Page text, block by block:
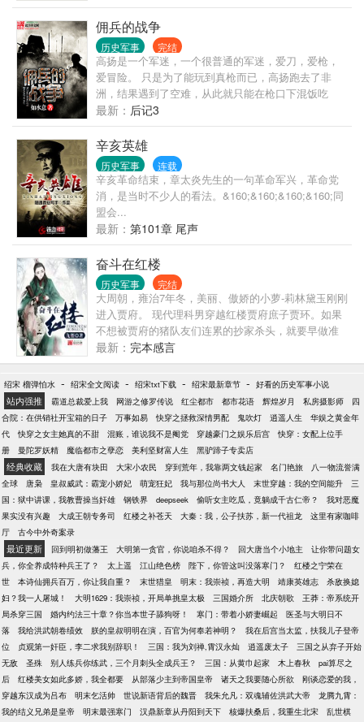
佣兵的战争
历史军事 完结
高扬是一个军迷，一个很普通的军迷，爱刀，爱枪，
爱冒险。 只是为了能玩到真枪而已，高扬跑去了非
洲，结果遇到了空难，从此就只能在枪口下混饭吃
了，因为他成了一个雇佣兵。 一个军迷，能在国际佣
兵界达到什么样的高度？ 请拭目以待吧。 ...
最新： 后记3
辛亥英雄
历史军事 连载
辛亥革命结束，章太炎先生的一句革命军兴，革命党
消，是当时不少人的看法。&160;&160;&160;&160;同
盟会...
最新： 第101章 尾声
奋斗在红楼
历史军事 完结
大周朝，雍治7年冬，美丽、傲娇的小萝-莉林黛玉刚刚
进入贾府。 现代理科男穿越红楼贾府庶子贾环。如果
不想被贾府的猪队友们连累的抄家杀头，就要早做准
备。 这是一个庶子逆袭的故事。 Ps：本书是架空历史
爽文。非考据党、非历史正剧党、非红学党，遗漏不
符、错误矛盾之处，敬请谅解。
最新： 完本感言
绍宋 榴弹怕水 - 绍宋全文阅读 - 绍宋txt下载 - 绍宋最新章节 - 好看的历史军事小说
站内强推 霸道总裁爱上我 网游之修罗传说 红尘都市 都市花语 辉煌岁月 私房摄影师
四
合院：在供销社开宝箱的日子
万事如易 快穿之拯救深情男配 鬼吹灯 逍遥人生
华娱之黄金年
代
快穿之女主她真的不甜 混账，谁说我不是阉党 穿越豪门之娱乐后宫
快穿：女配上位手
册
曼陀罗妖精 魔临都市之孽恋 美利坚财富人生 黑驴蹄子专卖店
经典收藏 我在大唐有块田 大宋小农民 穿到荒年，我靠两文钱起家 名门艳旅
八一物流誉满
全球
唐枭 皇叔威武：霸宠小娇妃 萌宠狂妃 我与那位尚书大人 末世穿越：我的空间能升
三
国：狱中讲课，我教曹操当奸雄
钢铁界 deepseek 偷听女主吃瓜，竟躺成千古仁帝？
我对恶魔
果实没有兴趣
大成王朝专务司 红楼之补苍天 大秦：我，公子扶苏，新一代祖龙
这里有家咖啡
厅
古今中外奇案录
最近更新 回到明初做藩王 大明第一贪官，你说咱杀不得？ 回大唐当个小地主
让你带问题女
兵，你全养成特种兵王了？
太上遥 江山绝色榜 陛下，你管这叫没落寒门？
红楼之宁荣在
世
本诗仙拥兵百万，你让我自重？ 末世猎皇 明末：我崇祯，再造大明 靖康英雄志
杀敌换媳
妇？我一人屠城！
大明1629：我崇祯，开局单挑皇太极 三国婚介所 北庆朝歌
王莽：帝系统开
局杀穿三国
婚内约法三十章？你当本世子舔狗呀！ 寒门：带着小娇妻崛起
医圣与大明日不
落
我给洪武朝卷绩效 朕的皇叔明明在演，百官为何奉若神明？
我在后宫当太监，扶我儿子登帝
位
贞观第一奸臣，李二求我别辞职！ 三国：我为刘禅,霄汉永灿 逍遥废太子
三国之从弃子开始
无敌
圣殊 别人练兵你练武，三个月刺头全成兵王？ 三国：从黄巾起家 木上春秋
pai算尽之
后
红楼美女如此多娇，我全都要 从部落少主到帝国皇帝 诸天之我要随心所欲
刚谈恋爱的我，
穿越东汉成为吕布
明末乞活帅 世说新语背后的魏晋 我朱允凡：双魂辅佐洪武大帝
龙腾九霄：
我的结义兄弟是皇帝
明末最强寒门 汉鼎新章从丹阳到天下 核爆扶桑后，我重生北宋 乱世棋